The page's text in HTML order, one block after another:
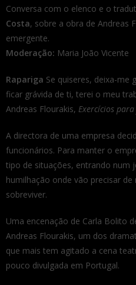
Conversa com o elenco e o
Costa, sobre a obra de Andreas
emergente.
Moderação: Maria João Vicente
Rapariga Se quiseres, deixa-me
ficar grávida de ti, terei o meu
Andreas Flourakis, Exercícios
A directora de uma empresa
funcionários. Para manter o
tipo de situações, entrando num
humilhação onde vão precisar
sobreviver.
Uma encenação de Carla Bolito
Andreas Flourakis, um dos
que mais tem agitado a cena
pouco divulgada em Portugal.